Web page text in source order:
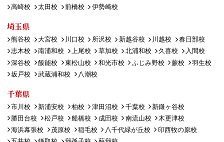
高崎校 太田校 前橋校 伊勢崎校
埼玉県
熊谷校 大宮校 川口校 所沢校 新越谷校 川越校
春日部校
志木校
南浦和校 上尾校 草加校 北浦和校 久喜校
入間校
深谷校
飯能校 東松山校 和光市校 ふじみ野校 蕨校
羽生校
坂戸校
武蔵浦和校 八潮校
千葉県
市川校 新浦安校 柏校 津田沼校 千葉校
新鎌ヶ谷校
勝田台校
松戸校 船橋校 成田校 南流山校
木更津校
海浜幕張校
茂原校 稲毛校 八千代緑が丘校
印西牧の原校